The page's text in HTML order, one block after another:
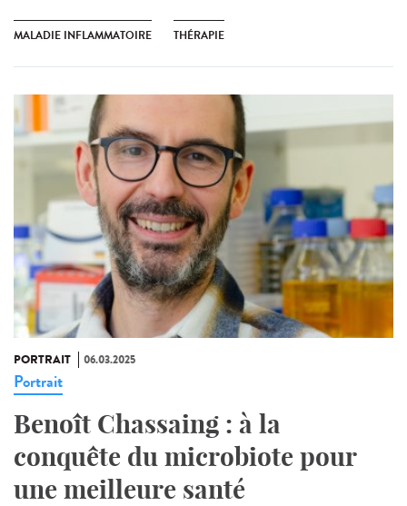
MALADIE INFLAMMATOIRE THÉRAPIE
PORTRAIT 06.03.2025
Portrait
Benoît Chassaing : à la
conquête du microbiote pour
une meilleure santé